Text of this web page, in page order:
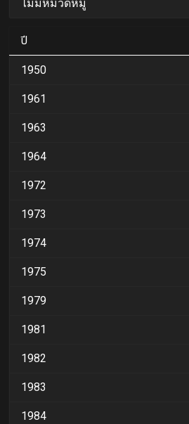
ไม่มีหมวดหมู่
ปี
1950
1961
1963
1964
1972
1973
1974
1975
1979
1981
1982
1983
1984